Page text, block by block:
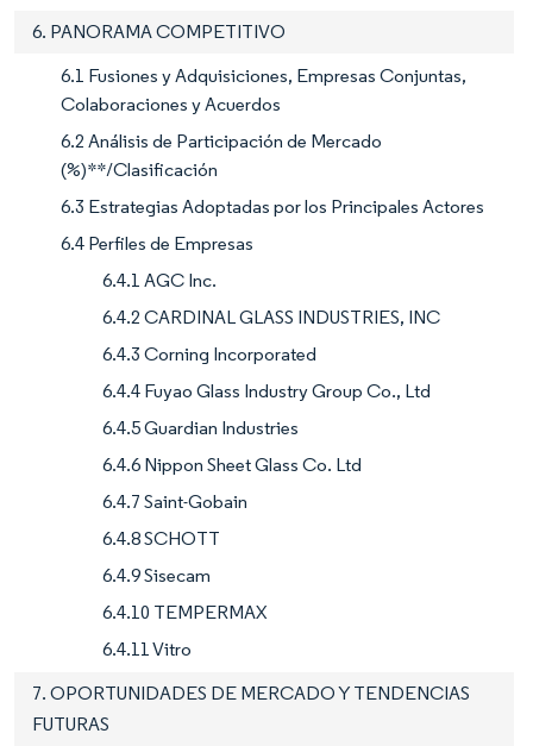
6. PANORAMA COMPETITIVO
6.1 Fusiones y Adquisiciones, Empresas Conjuntas,
Colaboraciones y Acuerdos
6.2 Análisis de Participación de Mercado
(%)**/Clasificación
6.3 Estrategias Adoptadas por los Principales Actores
6.4 Perfiles de Empresas
6.4.1 AGC Inc.
6.4.2 CARDINAL GLASS INDUSTRIES, INC
6.4.3 Corning Incorporated
6.4.4 Fuyao Glass Industry Group Co., Ltd
6.4.5 Guardian Industries
6.4.6 Nippon Sheet Glass Co. Ltd
6.4.7 Saint-Gobain
6.4.8 SCHOTT
6.4.9 Sisecam
6.4.10 TEMPERMAX
6.4.11 Vitro
7. OPORTUNIDADES DE MERCADO Y TENDENCIAS
FUTURAS